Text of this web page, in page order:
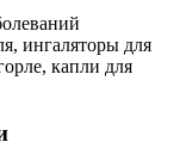
ингаляторы для
капли для